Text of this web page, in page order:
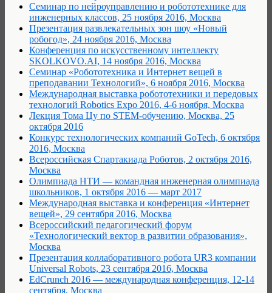
Семинар по нейроуправлению и робототехнике для
инженерных классов, 25 ноября 2016, Москва
Презентация развлекательных зон шоу «Новый
робогод», 24 ноября 2016, Москва
Конференция по искусственному интеллекту
SKOLKOVO.AI, 14 ноября 2016, Москва
Семинар «Робототехника и Интернет вещей в
преподавании Технологий», 6 ноября 2016, Москва
Международная выставка робототехники и передовых
технологий Robotics Expo 2016, 4-6 ноября, Москва
Лекция Тома Цу по STEM-обучению, Москва, 25
октября 2016
Конкурс технологических компаний GoTech, 6 октября
2016, Москва
Всероссийская Спартакиада Роботов, 2 октября 2016,
Москва
Олимпиада НТИ — командная инженерная олимпиада
школьников, 1 октября 2016 — март 2017
Международная выставка и конференция «Интернет
вещей», 29 сентября 2016, Москва
Всероссийский педагогический форум
«Технологический вектор в развитии образования»,
Москва
Презентация коллаборативного робота UR3 компании
Universal Robots, 23 сентября 2016, Москва
EdCrunch 2016 — международная конференция, 12-14
сентября, Москва